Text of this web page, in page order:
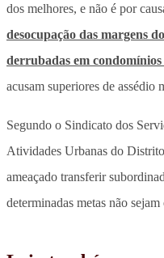
dos melhores, e não é por
desocupação das margens
derrubadas em
acusam superiores de assédio
Segundo o Sindicato dos
Atividades Urbanas do
ameaçado transferir
determinadas metas não